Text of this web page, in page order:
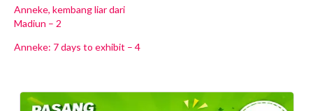
Anneke, kembang liar dari
Madiun – 2
Anneke: 7 days to exhibit – 4